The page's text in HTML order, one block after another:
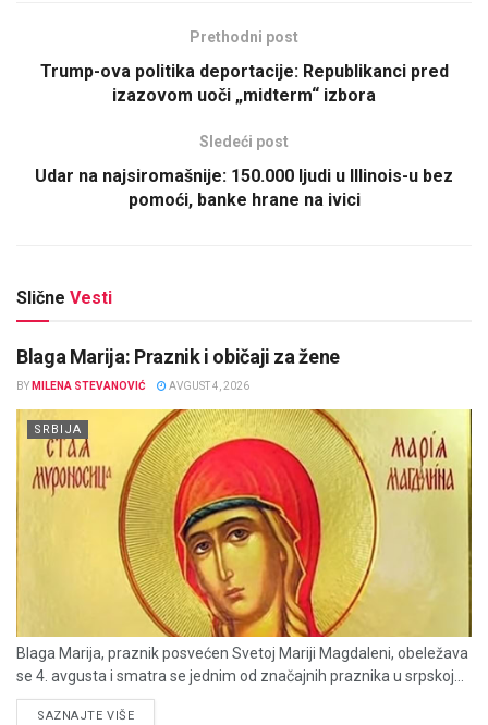
Prethodni post
Trump-ova politika deportacije: Republikanci pred
izazovom uoči „midterm“ izbora
Sledeći post
Udar na najsiromašnije: 150.000 ljudi u Illinois-u bez
pomoći, banke hrane na ivici
Slične Vesti
Blaga Marija: Praznik i običaji za žene
BY MILENA STEVANOVIĆ AVGUST 4, 2026
SRBIJA
Blaga Marija, praznik posvećen Svetoj Mariji Magdaleni, obeležava
se 4. avgusta i smatra se jednim od značajnih praznika u srpskoj...
SAZNAJTE VIŠEDETAILS